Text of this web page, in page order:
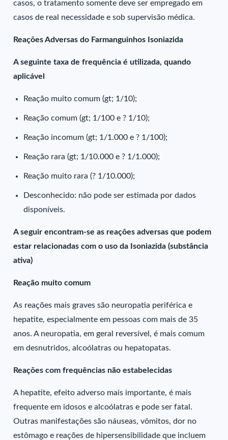
casos, o tratamento somente deve ser empregado em
casos de real necessidade e sob supervisão médica.
Reações Adversas do Farmanguinhos Isoniazida
A seguinte taxa de frequência é utilizada, quando
aplicável
Reação muito comum (gt; 1/10);
Reação comum (gt; 1/100 e ? 1/10);
Reação incomum (gt; 1/1.000 e ? 1/100);
Reação rara (gt; 1/10.000 e ? 1/1.000);
Reação muito rara (? 1/10.000);
Desconhecido: não pode ser estimada por dados
disponíveis.
A seguir encontram-se as reações adversas que podem
estar relacionadas com o uso da Isoniazida (substância
ativa)
Reação muito comum
As reações mais graves são neuropatia periférica e
hepatite, especialmente em pessoas com mais de 35
anos. A neuropatia, em geral reversível, é mais comum
em desnutridos, alcoólatras ou hepatopatas.
Reações com frequências não estabelecidas
A hepatite, efeito adverso mais importante, é mais
frequente em idosos e alcoólatras e pode ser fatal.
Outras manifestações são náuseas, vômitos, dor no
estômago e reações de hipersensibilidade que incluem